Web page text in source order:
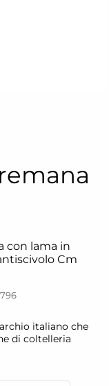
con lama in
Cm
italiano che
di coltelleria